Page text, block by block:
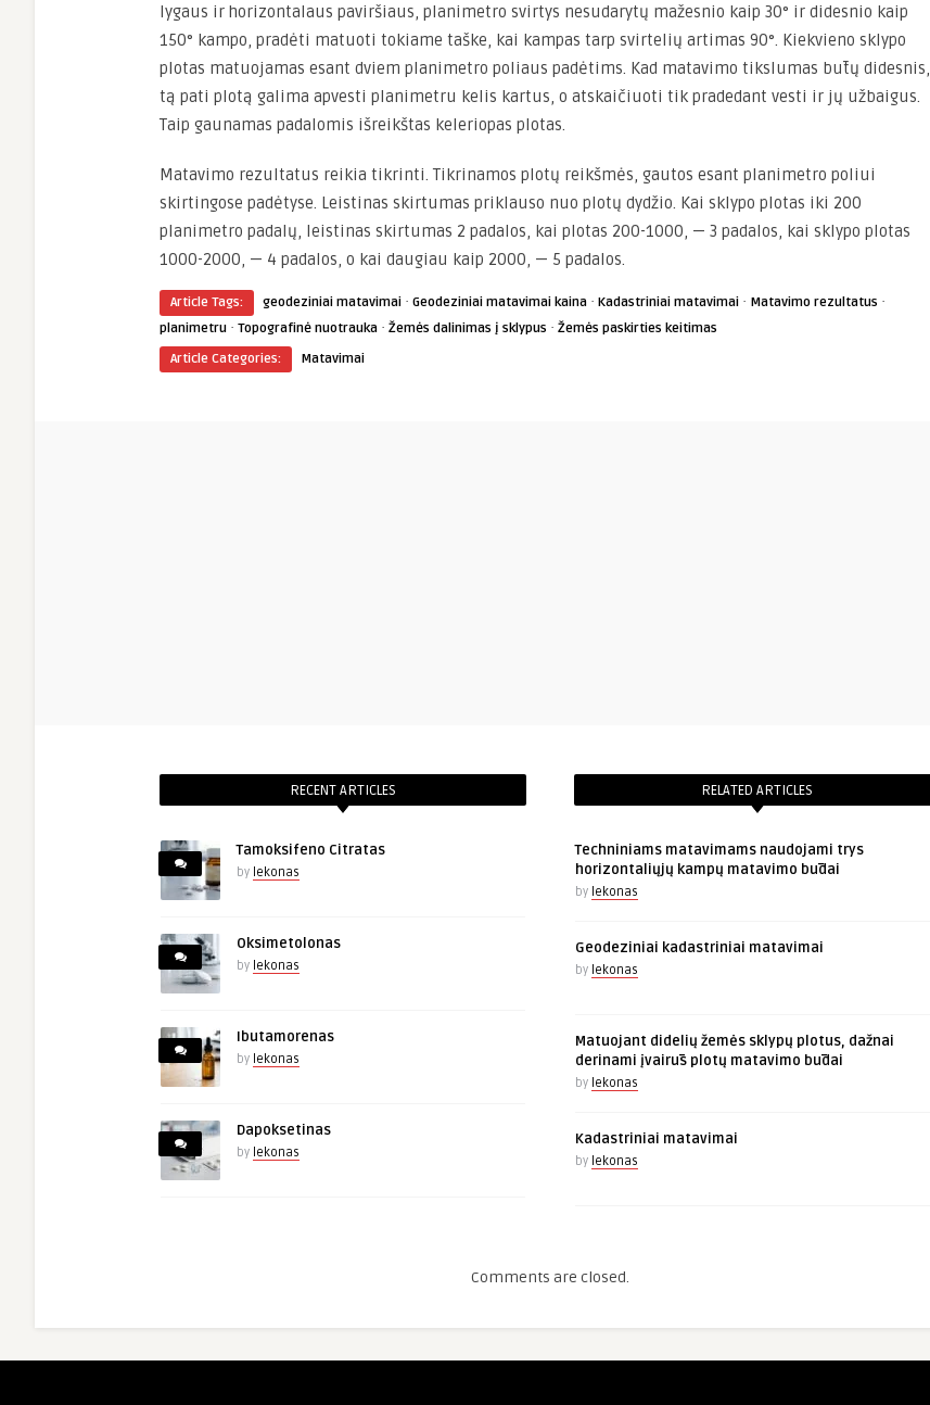
lygaus ir horizontalaus paviršiaus, planimetro svirtys nesudarytų mažesnio kaip 30° ir didesnio kaip
150° kampo, pradėti matuoti tokiame taške, kai kampas tarp svirtelių artimas 90°. Kiekvieno sklypo
plotas matuojamas esant dviem planimetro poliaus padėtims. Kad matavimo tikslumas būtų didesnis,
tą pati plotą galima apvesti planimetru kelis kartus, o atskaičiuoti tik pradedant vesti ir jų užbaigus.
Taip gaunamas padalomis išreikštas keleriopas plotas.
Matavimo rezultatus reikia tikrinti. Tikrinamos plotų reikšmės, gautos esant planimetro poliui
skirtingose padėtyse. Leistinas skirtumas priklauso nuo plotų dydžio. Kai sklypo plotas iki 200
planimetro padalų, leistinas skirtumas 2 padalos, kai plotas 200-1000, — 3 padalos, kai sklypo plotas
1000-2000, — 4 padalos, o kai daugiau kaip 2000, — 5 padalos.
Article Tags: geodeziniai matavimai · Geodeziniai matavimai kaina · Kadastriniai matavimai · Matavimo rezultatus ·
planimetru · Topografinė nuotrauka · Žemės dalinimas į sklypus · Žemės paskirties keitimas
Article Categories:
Matavimai
RECENT ARTICLES
Tamoksifeno Citratas
by lekonas
Oksimetolonas
by lekonas
Ibutamorenas
by lekonas
Dapoksetinas
by lekonas
RELATED ARTICLES
Techniniams matavimams naudojami trys
horizontaliųjų kampų matavimo būdai
by lekonas
Geodeziniai kadastriniai matavimai
by lekonas
Matuojant didelių žemės sklypų plotus, dažnai
derinami įvairūs plotų matavimo būdai
by lekonas
Kadastriniai matavimai
by lekonas
Comments are closed.